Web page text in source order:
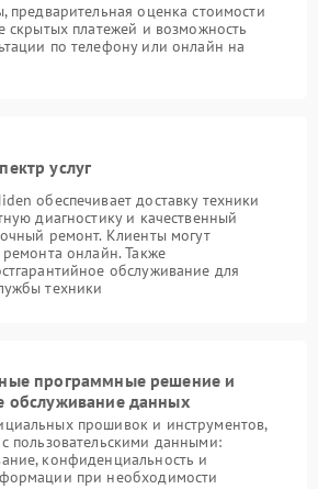
предварительная оценка стоимости
скрытых платежей и возможность
по телефону или онлайн на
услуг
обеспечивает доставку техники
диагностику и качественный
ремонт. Клиенты могут
ремонта онлайн. Также
обслуживание для
техники
программные решение и
обслуживание данных
прошивок и инструментов,
пользовательскими данными:
конфиденциальность и
при необходимости